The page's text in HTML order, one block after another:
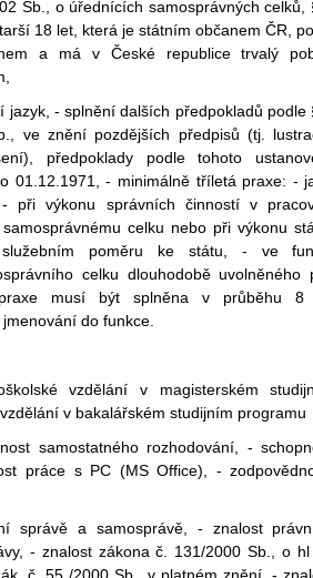
Sb., o úřednících samosprávných celků,
18 let, která je státním občanem ČR,
a má v České republice trvalý
jazyk, - splnění dalších předpokladů podle
ve znění pozdějších předpisů (tj.
předpoklady podle tohoto
01.12.1971, - minimálně tříletá praxe: -
při výkonu správních činností v
celku nebo při výkonu
poměru ke státu, - ve
celku dlouhodobě uvolněného
musí být splněna v průběhu 8
do funkce.
vzdělání v magisterském
v bakalářském studijním programu
samostatného rozhodování, -
práce s PC (MS Office), -
správě a samosprávě, - znalost
- znalost zákona č. 131/2000 Sb., o hl